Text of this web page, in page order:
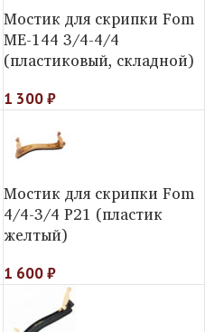
Мостик для скрипки Fom
МE-144 3/4-4/4
(пластиковый, складной)
1 300₽
Мостик для скрипки Fom
4/4-3/4 P21 (пластик
желтый)
1 600₽